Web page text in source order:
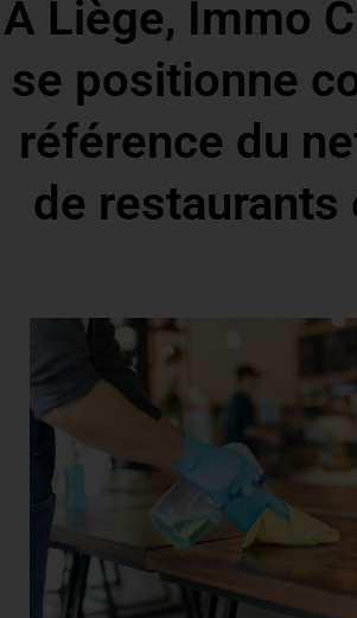
À Liège, Immo
se positionne
référence du
de restaurants